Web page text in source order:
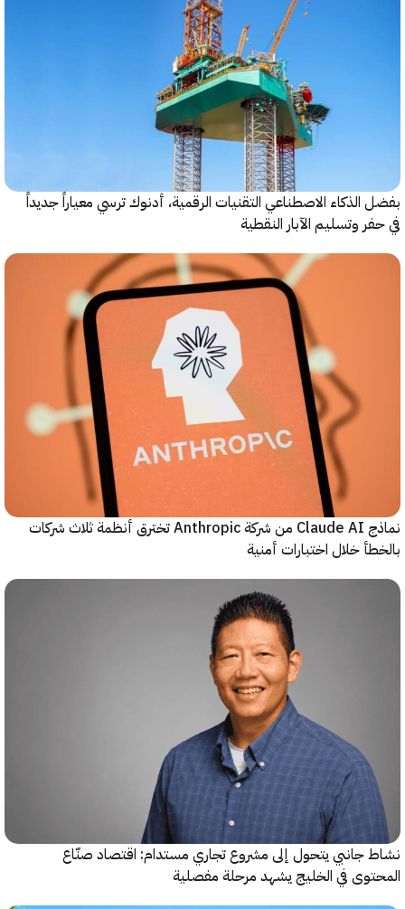
الاصطناعي التقنيات الرقمية، أدنوك ترسي معياراً جديداً
وتسليم الآبار النقطية
نماذج Claude AI من شركة Anthropic تخترق أنظمة ثلاث شركات
خلال اختبارات أمنية
جانبي يتحول إلى مشروع تجاري مستدام: اقتصاد صنّاع
في الخليج يشهد مرحلة مفصلية